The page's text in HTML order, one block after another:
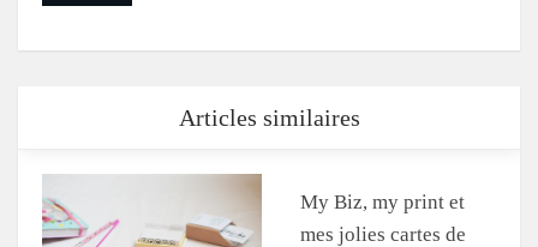
Articles similaires
My Biz, my print et
mes jolies cartes de